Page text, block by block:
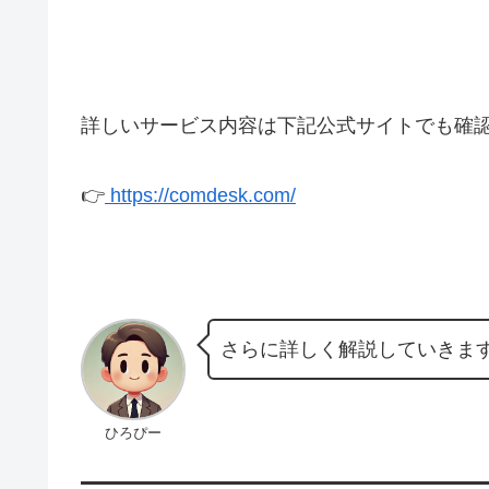
詳しいサービス内容は下記公式サイトでも確
👉 https://comdesk.com/
ひろぴー
さらに詳しく解説していきま